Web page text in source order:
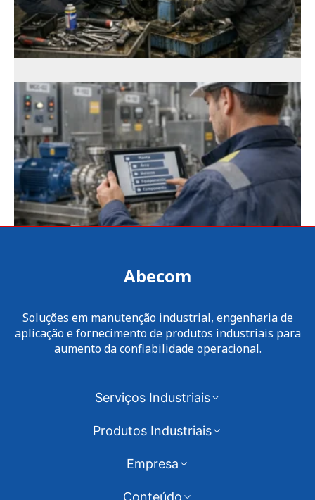
Abecom
Soluções em manutenção industrial, engenharia de
aplicação e fornecimento de produtos industriais para
aumento da confiabilidade operacional.
Serviços Industriais
Produtos Industriais
Empresa
Conteúdo